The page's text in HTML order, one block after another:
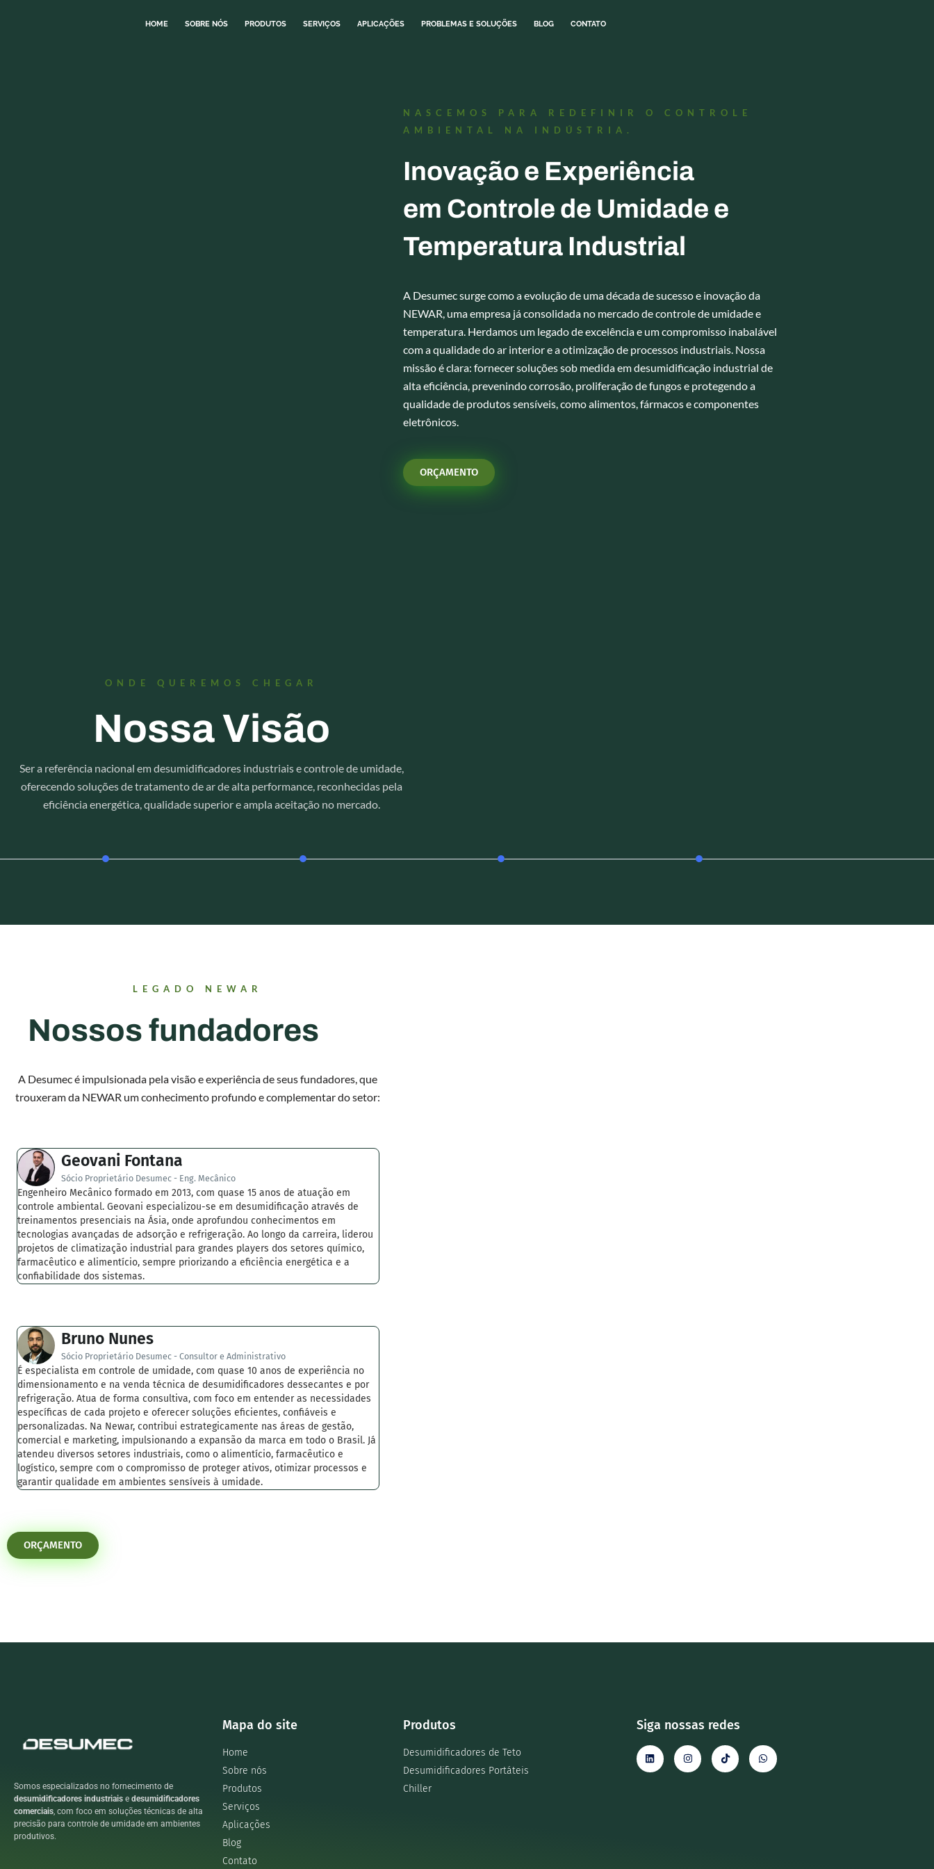
HOME SOBRE NÓS PRODUTOS SERVIÇOS APLICAÇÕES PROBLEMAS E SOLUÇÕES BLOG CONTATO
NASCEMOS PARA REDEFINIR O CONTROLE
AMBIENTAL NA INDÚSTRIA.
Inovação e Experiência
em Controle de Umidade e
Temperatura Industrial
A Desumec surge como a evolução de uma década de sucesso e inovação da
NEWAR, uma empresa já consolidada no mercado de controle de umidade e
temperatura. Herdamos um legado de excelência e um compromisso inabalável
com a qualidade do ar interior e a otimização de processos industriais. Nossa
missão é clara: fornecer soluções sob medida em desumidificação industrial de
alta eficiência, prevenindo corrosão, proliferação de fungos e protegendo a
qualidade de produtos sensíveis, como alimentos, fármacos e componentes
eletrônicos.
ORÇAMENTO
ONDE QUEREMOS CHEGAR
Nossa Visão
Ser a referência nacional em desumidificadores industriais e controle de umidade,
oferecendo soluções de tratamento de ar de alta performance, reconhecidas pela
eficiência energética, qualidade superior e ampla aceitação no mercado.
LEGADO NEWAR
Nossos fundadores
A Desumec é impulsionada pela visão e experiência de seus fundadores, que
trouxeram da NEWAR um conhecimento profundo e complementar do setor:
Geovani Fontana
Sócio Proprietário Desumec - Eng. Mecânico
Engenheiro Mecânico formado em 2013, com quase 15 anos de atuação em
controle ambiental. Geovani especializou-se em desumidificação através de
treinamentos presenciais na Ásia, onde aprofundou conhecimentos em
tecnologias avançadas de adsorção e refrigeração. Ao longo da carreira, liderou
projetos de climatização industrial para grandes players dos setores químico,
farmacêutico e alimentício, sempre priorizando a eficiência energética e a
confiabilidade dos sistemas.
Bruno Nunes
Sócio Proprietário Desumec - Consultor e Administrativo
É especialista em controle de umidade, com quase 10 anos de experiência no
dimensionamento e na venda técnica de desumidificadores dessecantes e por
refrigeração. Atua de forma consultiva, com foco em entender as necessidades
específicas de cada projeto e oferecer soluções eficientes, confiáveis e
personalizadas. Na Newar, contribui estrategicamente nas áreas de gestão,
comercial e marketing, impulsionando a expansão da marca em todo o Brasil. Já
atendeu diversos setores industriais, como o alimentício, farmacêutico e
logístico, sempre com o compromisso de proteger ativos, otimizar processos e
garantir qualidade em ambientes sensíveis à umidade.
ORÇAMENTO
Somos especializados no fornecimento de
desumidificadores industriais e desumidificadores
comerciais, com foco em soluções técnicas de alta
precisão para controle de umidade em ambientes
produtivos.
Mapa do site
Home
Sobre nós
Produtos
Serviços
Aplicações
Blog
Contato
Produtos
Desumidificadores de Teto
Desumidificadores Portáteis
Chiller
Siga nossas redes